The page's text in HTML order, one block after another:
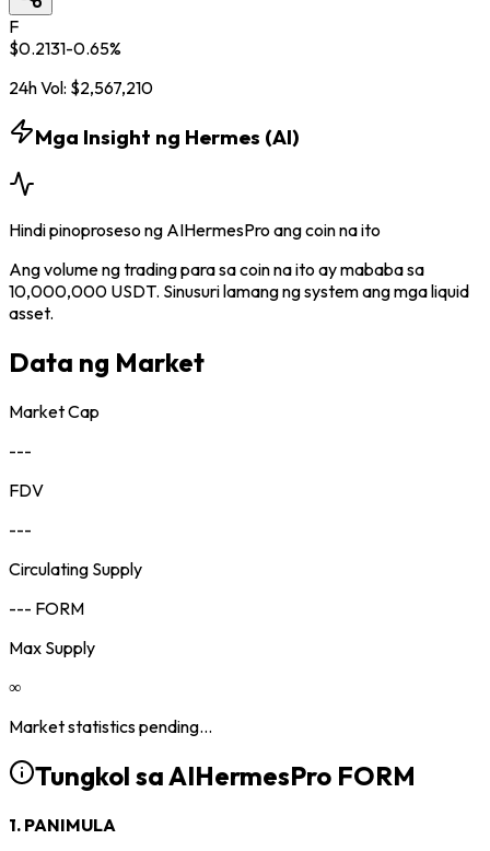
F
$0.2131-0.65%
24h Vol: $2,567,210
Mga Insight ng Hermes (AI)
Hindi pinoproseso ng AIHermesPro ang coin na ito
Ang volume ng trading para sa coin na ito ay mababa sa
10,000,000 USDT. Sinusuri lamang ng system ang mga liquid
asset.
Data ng Market
Market Cap
---
FDV
---
Circulating Supply
--- FORM
Max Supply
∞
Market statistics pending...
Tungkol sa AIHermesPro FORM
1. PANIMULA